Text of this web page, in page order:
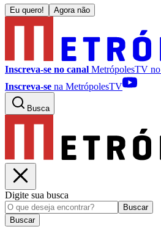
Eu quero! Agora não
Inscreva-se no canal MetrópolesTV no
Inscreva-se na MetrópolesTV
Busca
Digite sua busca
Buscar
Buscar